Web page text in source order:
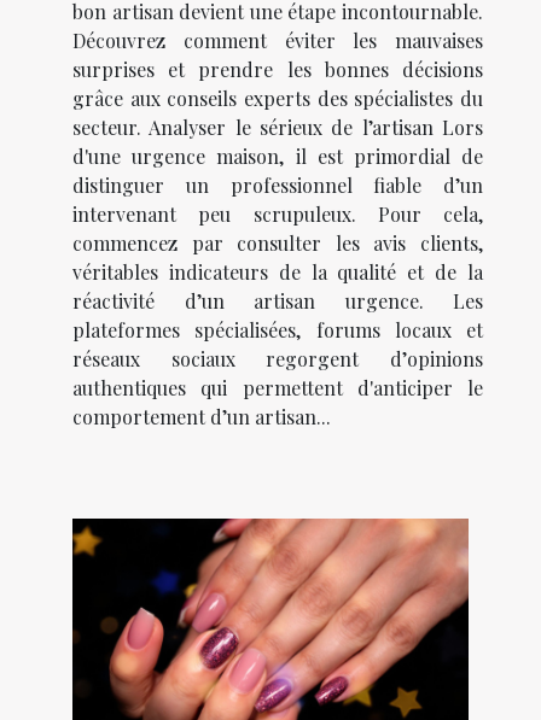
bon artisan devient une étape incontournable.
Découvrez comment éviter les mauvaises
surprises et prendre les bonnes décisions
grâce aux conseils experts des spécialistes du
secteur. Analyser le sérieux de l’artisan Lors
d'une urgence maison, il est primordial de
distinguer un professionnel fiable d’un
intervenant peu scrupuleux. Pour cela,
commencez par consulter les avis clients,
véritables indicateurs de la qualité et de la
réactivité d’un artisan urgence. Les
plateformes spécialisées, forums locaux et
réseaux sociaux regorgent d’opinions
authentiques qui permettent d'anticiper le
comportement d’un artisan...